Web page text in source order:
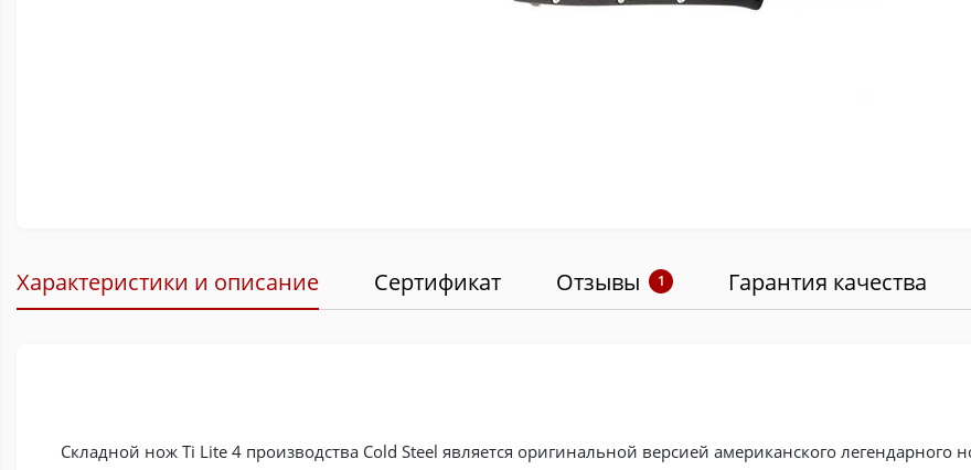
Характеристики и описание Сертификат Отзывы 1 Гарантия качества
Складной нож Ti Lite 4 производства Cold Steel является оригинальной версией американского